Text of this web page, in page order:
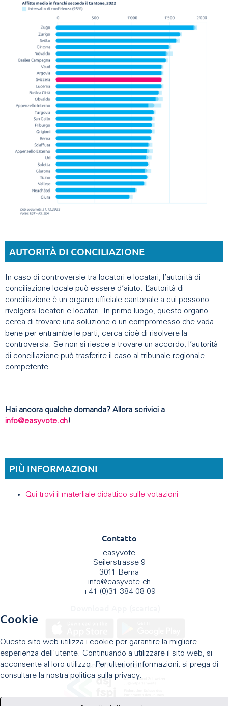
AUTORITÀ DI CONCILIAZIONE
In caso di controversie tra locatori e locatari, l’autorità di
conciliazione locale può essere d’aiuto. L’autorità di
conciliazione è un organo ufficiale cantonale a cui possono
rivolgersi locatori e locatari. In primo luogo, questo organo
cerca di trovare una soluzione o un compromesso che vada
bene per entrambe le parti, cerca cioè di risolvere la
controversia. Se non si riesce a trovare un accordo, l’autorità
di conciliazione può trasferire il caso al tribunale regionale
competente.
Hai ancora qualche domanda? Allora scrivici a
info@easyvote.ch!
PIÙ INFORMAZIONI
Qui trovi il materliale didattico sulle votazioni
Contatto
easyvote
Seilerstrasse 9
3011 Berna
info@easyvote.ch
+41 (0)31 384 08 09
Un'offerta della
Cookie
Questo sito web utilizza i cookie per garantire la migliore
esperienza dell'utente. Continuando a utilizzare il sito web, si
acconsente al loro utilizzo. Per ulteriori informazioni, si prega di
consultare la nostra politica sulla privacy.